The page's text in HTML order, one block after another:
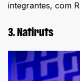
integrantes, com
3. Natiruts